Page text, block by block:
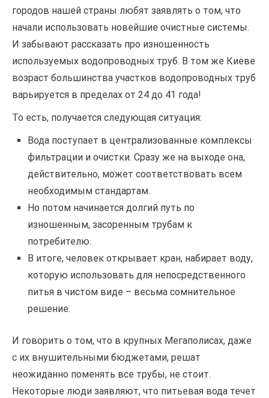
городов нашей страны любят заявлять о том, что
начали использовать новейшие очистные системы.
И забывают рассказать про изношенность
используемых водопроводных труб. В том же Киеве
возраст большинства участков водопроводных труб
варьируется в пределах от 24 до 41 года!
То есть, получается следующая ситуация:
Вода поступает в централизованные комплексы
фильтрации и очистки. Сразу же на выходе она,
действительно, может соответствовать всем
необходимым стандартам.
Но потом начинается долгий путь по
изношенным, засоренным трубам к
потребителю.
В итоге, человек открывает кран, набирает воду,
которую использовать для непосредственного
питья в чистом виде – весьма сомнительное
решение.
И говорить о том, что в крупных Мегаполисах, даже
с их внушительными бюджетами, решат
неожиданно поменять все трубы, не стоит.
Некоторые люди заявляют, что питьевая вода течет